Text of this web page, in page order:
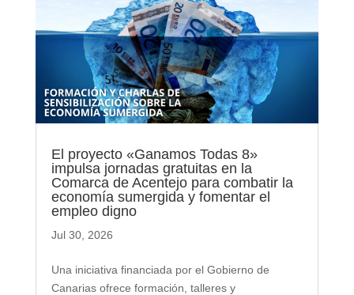
El proyecto «Ganamos Todas 8»
impulsa jornadas gratuitas en la
Comarca de Acentejo para combatir la
economía sumergida y fomentar el
empleo digno
Jul 30, 2026
Una iniciativa financiada por el Gobierno de
Canarias ofrece formación, talleres y